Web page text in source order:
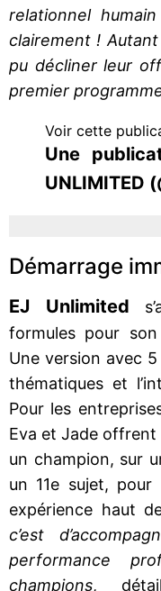
relationnel
clairement !
pu décliner leur
premier
Voir cette
Une
UNLIMITED
Démarrage
EJ Unlimited
formules pour
Une version avec
thématiques et
Pour les
Eva et Jade
un champion, sur
un 11e sujet,
expérience haut
c’est
performance
champions,